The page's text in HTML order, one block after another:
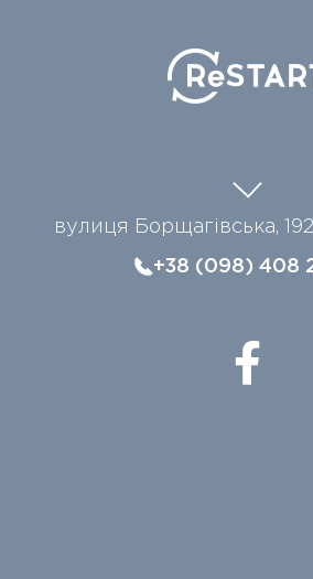
вулиця Борщагівська,
+38 (098) 408